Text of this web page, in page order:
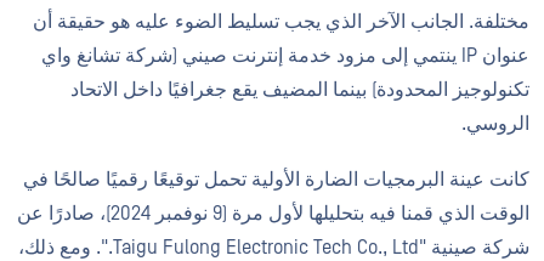
مختلفة. الجانب الآخر الذي يجب تسليط الضوء عليه هو حقيقة أن
عنوان IP ينتمي إلى مزود خدمة إنترنت صيني (شركة تشانغ واي
تكنولوجيز المحدودة) بينما المضيف يقع جغرافيًا داخل الاتحاد
الروسي.
كانت عينة البرمجيات الضارة الأولية تحمل توقيعًا رقميًا صالحًا في
الوقت الذي قمنا فيه بتحليلها لأول مرة (9 نوفمبر 2024)، صادرًا عن
شركة صينية "Taigu Fulong Electronic Tech Co., Ltd.". ومع ذلك،